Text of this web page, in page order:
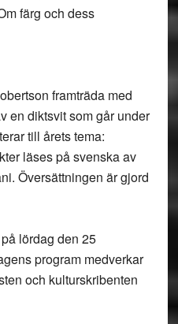
färg och dess
framträda med
en diktsvit som går under
till årets tema:
läses på svenska av
Översättningen är gjord
lördag den 25
program medverkar
och kulturskribenten